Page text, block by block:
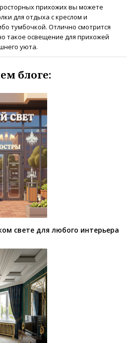
прихожих вы можете
для отдыха с креслом и
тумбочкой. Отлично смотрится
такое освещение для прихожей
уюта.
блоге:
свете для любого интерьера